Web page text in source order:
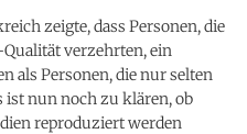
zeigte, dass Personen, die
verzehrten, ein
als Personen, die nur selten
nun noch zu klären, ob
reproduziert werden